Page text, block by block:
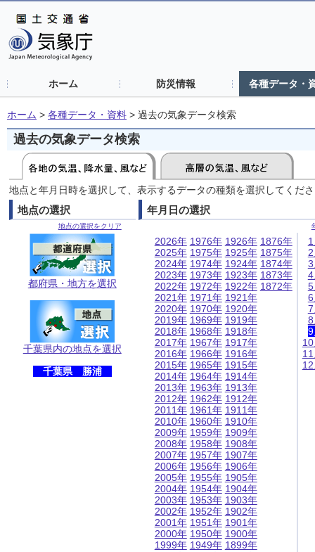
ホーム 防災情報 各種データ・
ホーム > 各種データ・資料 > 過去の気象データ検索
過去の気象データ検索
地点と年月日時を選択して、表示するデータの種類を選択してくだ
地点の選択
地点の選択をクリア
都府県・地方を選択
千葉県内の地点を選択
千葉県 勝浦
年月日の選択
2026年
2025年
2024年
2023年
2022年
2021年
2020年
2019年
2018年
2017年
2016年
2015年
2014年
2013年
2012年
2011年
2010年
2009年
2008年
2007年
2006年
2005年
2004年
2003年
2002年
2001年
2000年
1999年
1976年
1975年
1974年
1973年
1972年
1971年
1970年
1969年
1968年
1967年
1966年
1965年
1964年
1963年
1962年
1961年
1960年
1959年
1958年
1957年
1956年
1955年
1954年
1953年
1952年
1951年
1950年
1949年
1926年
1925年
1924年
1923年
1922年
1921年
1920年
1919年
1918年
1917年
1916年
1915年
1914年
1913年
1912年
1911年
1910年
1909年
1908年
1907年
1906年
1905年
1904年
1903年
1902年
1901年
1900年
1899年
1876年
1875年
1874年
1873年
1872年